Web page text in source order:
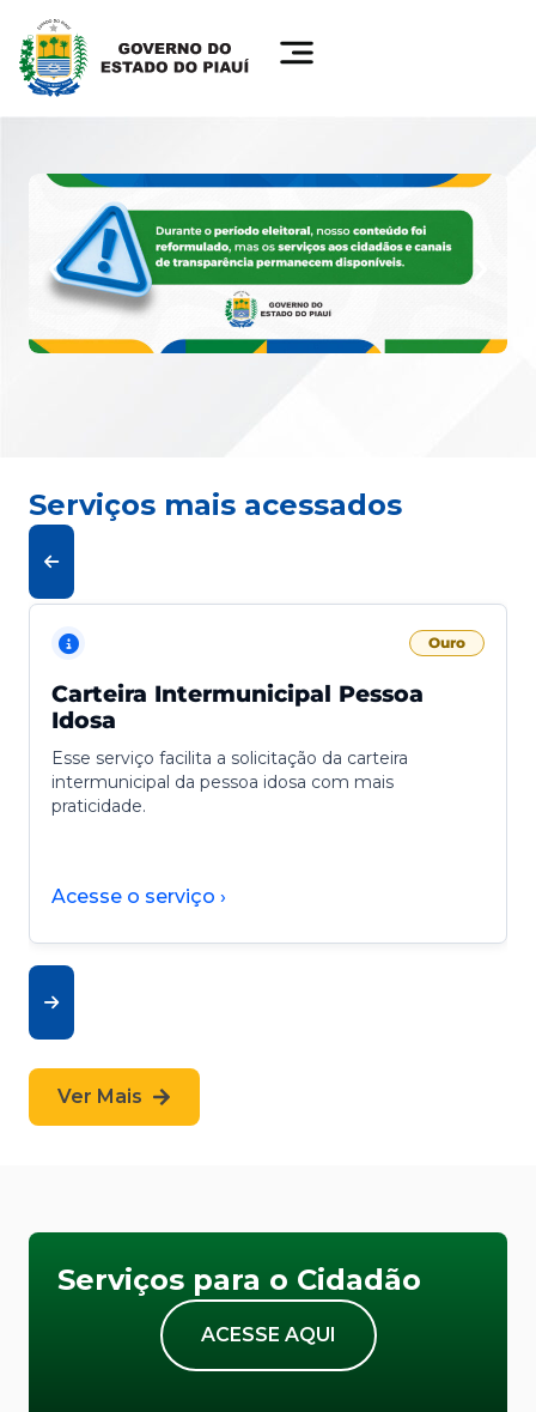
Serviços mais acessados
Ouro
Carteira Intermunicipal Pessoa
Idosa
Esse serviço facilita a solicitação da carteira
intermunicipal da pessoa idosa com mais
praticidade.
Acesse o serviço ›
Ver Mais
Serviços para o Cidadão
ACESSE AQUI